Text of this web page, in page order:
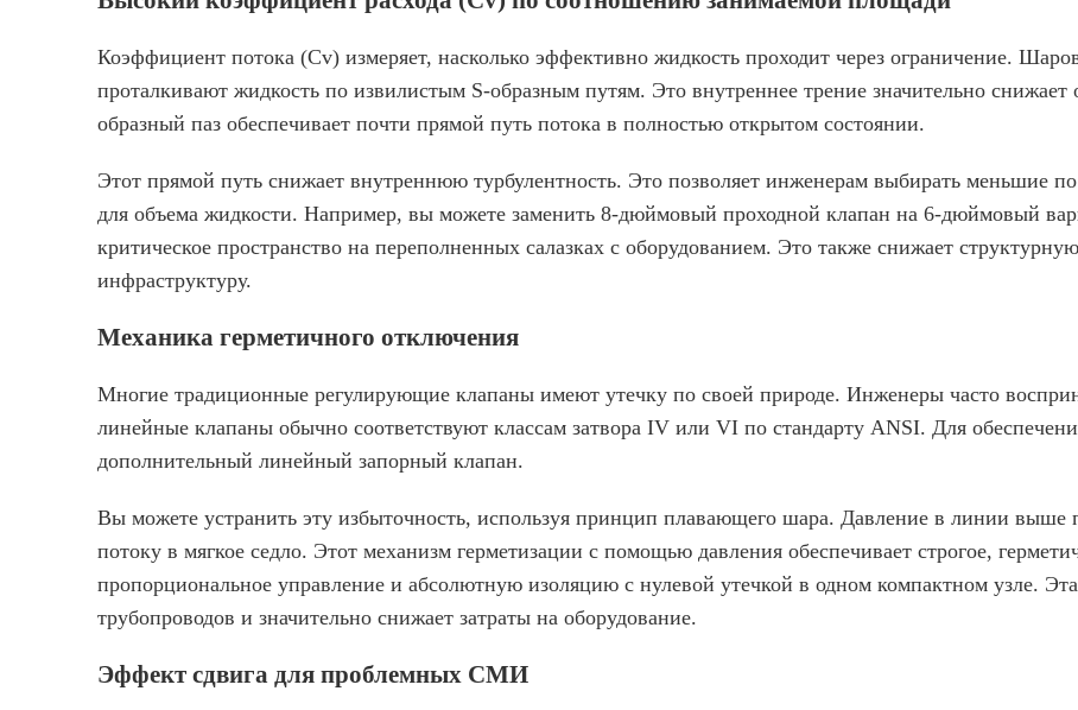
Коэффициент потока (Cv) измеряет, насколько эффективно жидкость проходит через ограничение.
проталкивают жидкость по извилистым S-образным путям. Это внутреннее трение значительно
образный паз обеспечивает почти прямой путь потока в полностью открытом состоянии.
Этот прямой путь снижает внутреннюю турбулентность. Это позволяет инженерам выбирать меньшие
для объема жидкости. Например, вы можете заменить 8-дюймовый проходной клапан на 6-дюймовый
критическое пространство на переполненных салазках с оборудованием. Это также снижает
инфраструктуру.
Механика герметичного отключения
Многие традиционные регулирующие клапаны имеют утечку по своей природе. Инженеры часто
линейные клапаны обычно соответствуют классам затвора IV или VI по стандарту ANSI. Для
дополнительный линейный запорный клапан.
Вы можете устранить эту избыточность, используя принцип плавающего шара. Давление в линии выше
потоку в мягкое седло. Этот механизм герметизации с помощью давления обеспечивает строгое,
пропорциональное управление и абсолютную изоляцию с нулевой утечкой в ​​одном компактном узле.
трубопроводов и значительно снижает затраты на оборудование.
Эффект сдвига для проблемных СМИ